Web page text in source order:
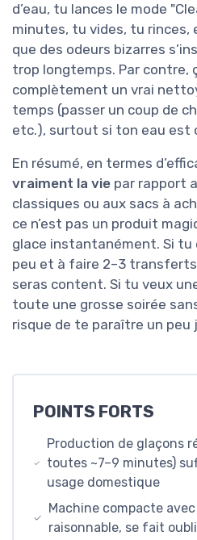
d’eau, tu lances le mode
minutes, tu vides, tu rinces,
que des odeurs bizarres
trop longtemps. Par contre,
complètement un vrai
temps (passer un coup de
etc.), surtout si ton eau est
En résumé, en termes
vraiment la vie par rapport
classiques ou aux sacs à
ce n’est pas un produit
glace instantanément. Si tu
peu et à faire 2–3
seras content. Si tu veux
toute une grosse soirée
risque de te paraître un peu
POINTS FORTS
Production de glaçons
toutes ~7–9 minutes)
usage domestique
Machine compacte
raisonnable, se fait